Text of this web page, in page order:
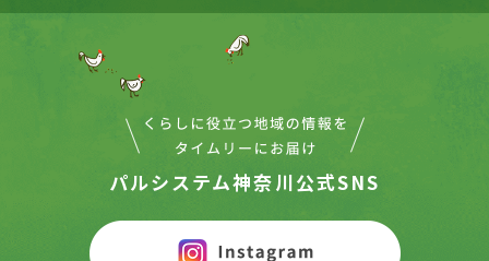
パルシステム神奈川公式SNS